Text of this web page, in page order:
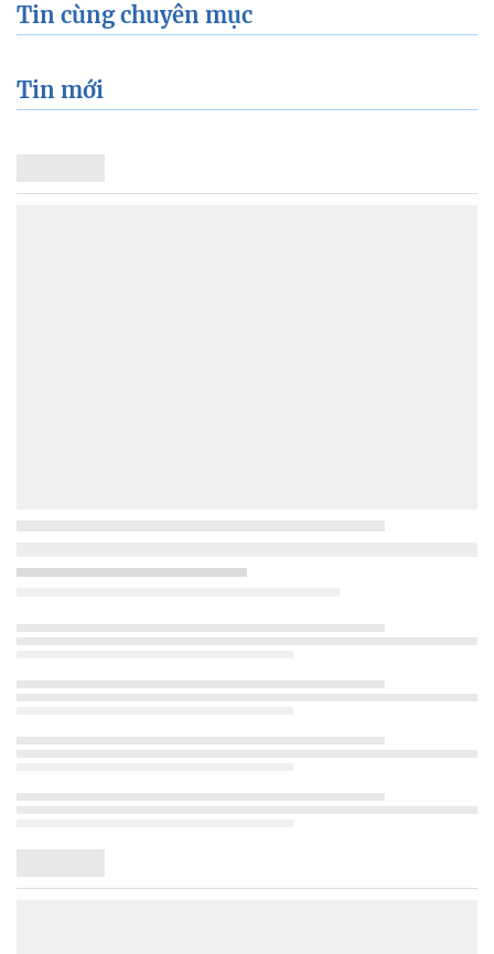
Tin cùng chuyên mục
Tin mới